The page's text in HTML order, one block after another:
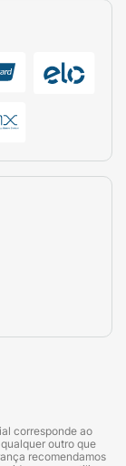
corresponde ao
outro que
recomendamos